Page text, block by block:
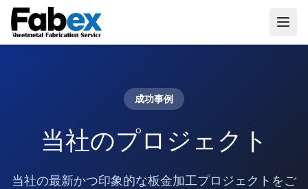
Skip to main content
成功事例
当社のプロジェクト
当社の最新かつ印象的な板金加工プロジェクトをご